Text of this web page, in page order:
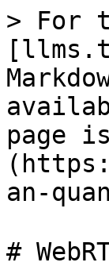
> For
page
an-
#